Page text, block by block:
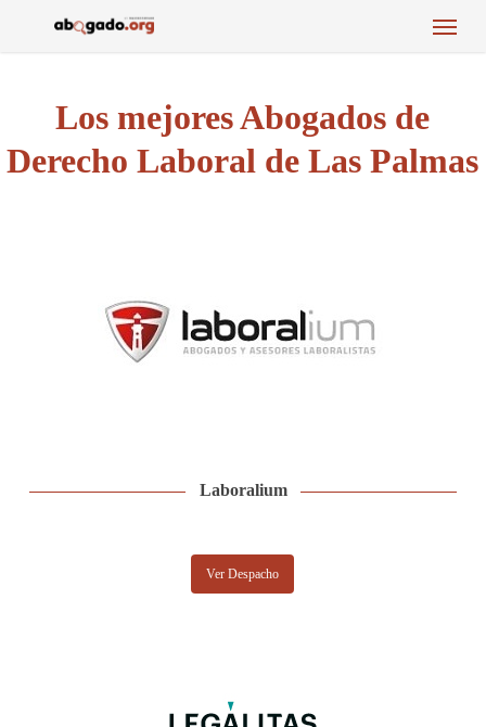
Menu
Los mejores Abogados de
Derecho Laboral de Las Palmas
Laboralium
Ver Despacho